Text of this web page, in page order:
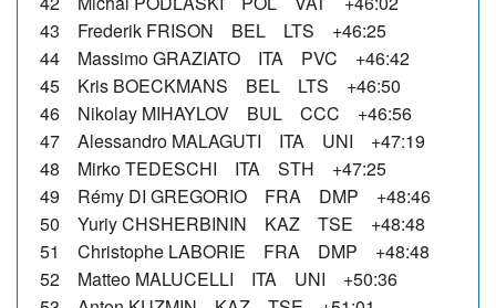
43 Frederik FRISON BEL LTS +46:25
44 Massimo GRAZIATO ITA PVC +46:42
45 Kris BOECKMANS BEL LTS +46:50
46 Nikolay MIHAYLOV BUL CCC +46:56
47 Alessandro MALAGUTI ITA UNI +47:19
48 Mirko TEDESCHI ITA STH +47:25
49 Rémy DI GREGORIO FRA DMP +48:46
50 Yuriy CHSHERBININ KAZ TSE +48:48
51 Christophe LABORIE FRA DMP +48:48
52 Matteo MALUCELLI ITA UNI +50:36